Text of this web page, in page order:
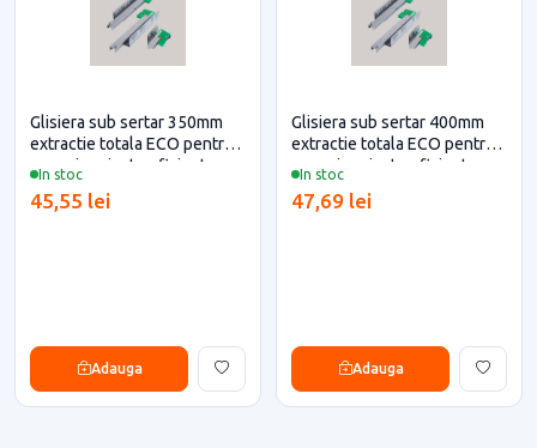
In stoc
Glisiera sub sertar 350mm
extractie totala ECO pentru
casa si proiecte eficiente
45,55 lei
Adauga
In stoc
Glisiera sub sertar 400mm
extractie totala ECO pentru
casa si proiecte eficiente
47,69 lei
Adauga